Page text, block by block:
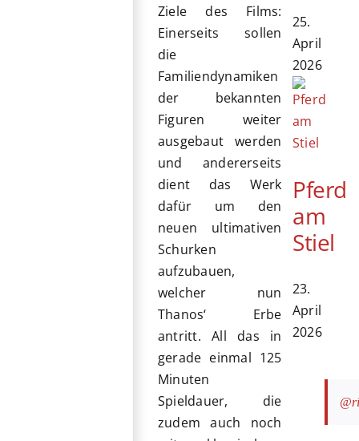
Ziele des Films:
Einerseits sollen
die
Familiendynamiken
der bekannten
Figuren weiter
ausgebaut werden
und andererseits
dient das Werk
dafür um den
neuen ultimativen
Schurken
aufzubauen,
welcher nun
Thanos‘ Erbe
antritt. All das in
gerade einmal 125
Minuten
Spieldauer, die
zudem auch noch
25.
April
2026
Pferd
am
Stiel
23.
April
2026